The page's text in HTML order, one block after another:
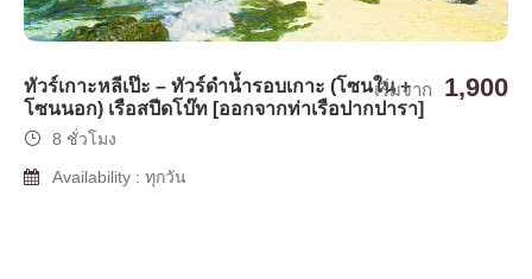
ทัวร์เกาะหลีเป๊ะ – ทัวร์ดำน้ำรอบเกาะ (โซนใน +
โซนนอก) เรือสปีดโบ๊ท [ออกจากท่าเรือปากปารา]
เริ่มจาก 1,900
8 ชั่วโมง
Availability : ทุกวัน